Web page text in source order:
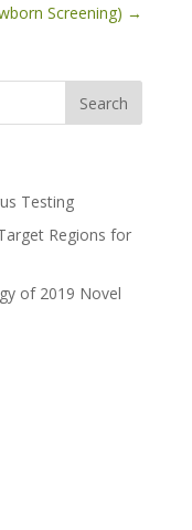
Screening) →
Testing
Regions for
of 2019 Novel